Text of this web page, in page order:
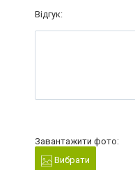
Відгук:
Завантажити фото:
Вибрати